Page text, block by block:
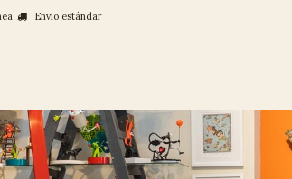
Envío estándar